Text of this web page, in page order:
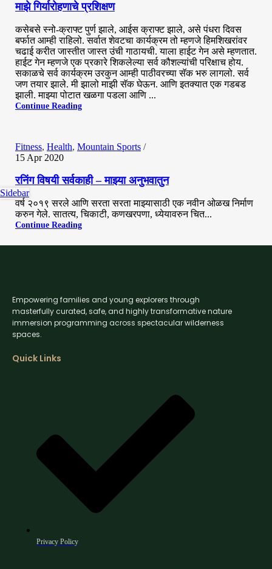
माझे गिर्यारोहणाचे प्रशिक्षण
कसेबसे स्नो-क्राफ्ट पुर्ण झाले, आईस क्राफ्ट झाले, असे पंधरा दिवस
बर्फात आम्ही राहिलो. सर्वात शेवटचा कार्यक्रम तो म्हणजे हिमशिखरांवर
चढाई करीत जास्तीत जास्त उंची गाठायची. याला हाईट गेन असे म्हणतात.
हाईट गेन म्हणजे एक प्रकारे शिकलेल्या सर्व कौशल्यांची परिक्षाच होय.
सकाळचे सर्व कार्यक्रम उरकुन आम्ही पाठीवरच्या सॅक भरु लागलो. सर्व
जण तयार झाले. मी झालो माझी सॅक घेऊन. आणि इतक्यात एक गडबड
झाली. माझ्या पोटात खळगा पडला आणि ...
Continue Reading
Hemant Vavale
0
Fitness, Health, Mountain Sports
15 Apr 2020
रनिंग विषयी सर्वकाही – माझ्या अनुभवातुन
वर्ष २०१९ सरले आणि सरता सरता माझ्यासाठी एक नवीन ओळख निर्माण
करुन गेले. सातत्य, चिकाटी, कणखरपणा, ध्येयावरुन चित...
Continue Reading
Empowering families and young explorers through
masterfully curated, safe, and highly transformative nature
immersion programming across spectacular wilderness
spaces.
Quick Links
Privacy Policy
Sidebar